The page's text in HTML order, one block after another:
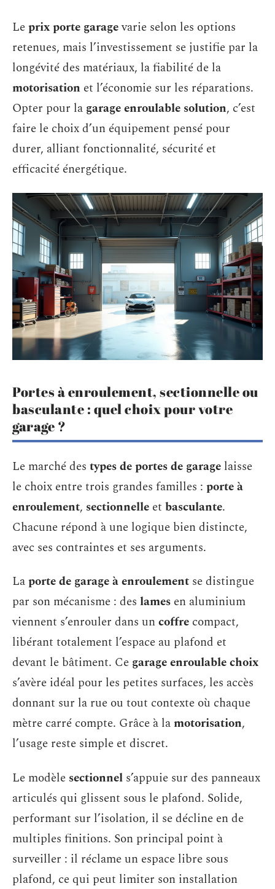
Leprix porte garagevarie selon les options
retenues, mais l’investissement se justifie par la
longévité des matériaux, la fiabilité de la
motorisation et l’économie sur les réparations.
Opter pour la garage enroulable solution, c’est
faire le choix d’un équipement pensé pour
durer, alliant fonctionnalité, sécurité et
efficacité énergétique.
Portes à enroulement, sectionnelle ou
basculante : quel choix pour votre
garage ?
Le marché des types de portes de garage laisse
le choix entre trois grandes familles : porte à
enroulement, sectionnelle et basculante.
Chacune répond à une logique bien distincte,
avec ses contraintes et ses arguments.
Laporte de garage à enroulement se distingue
par son mécanisme : des lames en aluminium
viennent s’enrouler dans uncoffre compact,
libérant totalement l’espace au plafond et
devant le bâtiment. Ce garage enroulable choix
s’avère idéal pour les petites surfaces, les accès
donnant sur la rue ou tout contexte où chaque
mètre carré compte. Grâce à lamotorisation,
l’usage reste simple et discret.
Le modèle sectionnel s’appuie sur des panneaux
articulés qui glissent sous le plafond. Solide,
performant sur l’isolation, il se décline en de
multiples finitions. Son principal point à
surveiller : il réclame un espace libre sous
plafond, ce qui peut limiter son installation